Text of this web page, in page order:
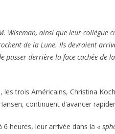
Wiseman, ainsi que leur collègue
de la Lune. Ils devraient
passer derrière la face cachée de
trois Américains, Christina
continuent d’avancer
heures, leur arrivée dans la «